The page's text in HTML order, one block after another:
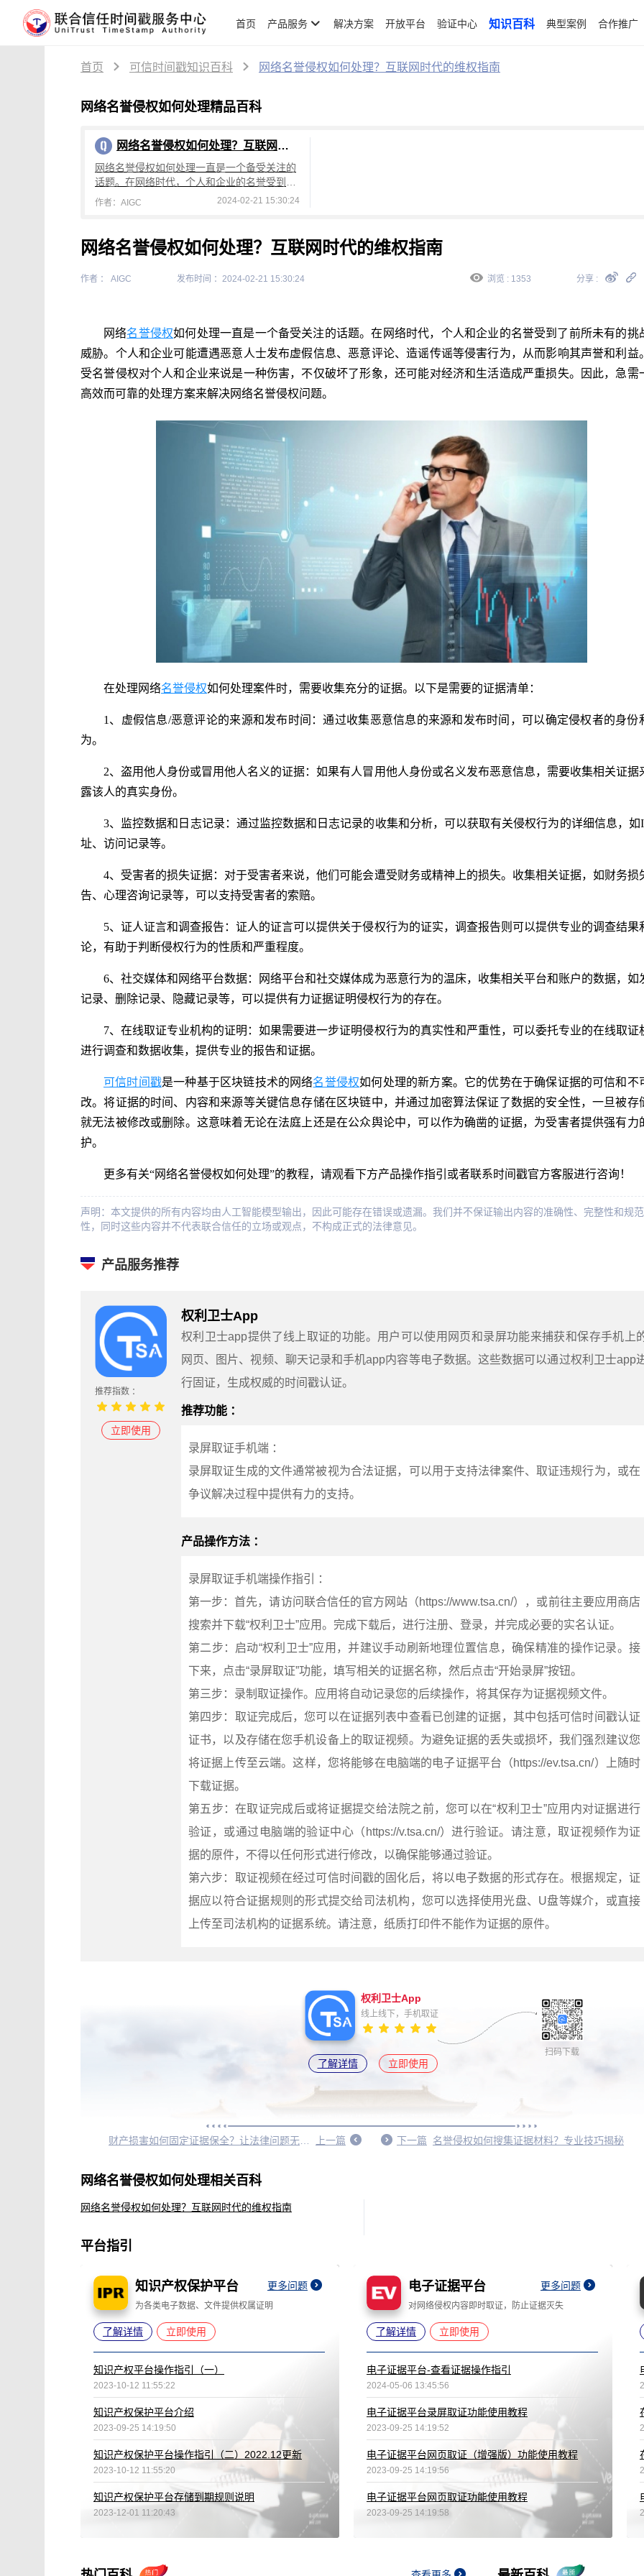
首页 产品服务 解决方案 开放平台 验证中心 知识百科 典型案例 合作推广
首页 可信时间戳知识百科 网络名誉侵权如何处理？互联网时代的维权指南
网络名誉侵权如何处理精品百科
网络名誉侵权如何处理？互联网时代的维权指南
网络名誉侵权如何处理一直是一个备受关注的
话题。在网络时代，个人和企业的名誉受到了
前所未有的挑战和威胁。个人和企业可能遭遇
作者：AIGC 2024-02-21 15:30:24
网络名誉侵权如何处理？互联网时代的维权指南
作者 ： AIGC 发布时间 ：2024-02-21 15:30:24 浏览 : 1353 分享 :
网络名誉侵权如何处理一直是一个备受关注的话题。在网络时代，个人和企业的名誉受到了前所未有的挑
威胁。个人和企业可能遭遇恶意人士发布虚假信息、恶意评论、造谣传谣等侵害行为，从而影响其声誉和利益
受名誉侵权对个人和企业来说是一种伤害，不仅破坏了形象，还可能对经济和生活造成严重损失。因此，急需
高效而可靠的处理方案来解决网络名誉侵权问题。
在处理网络名誉侵权如何处理案件时，需要收集充分的证据。以下是需要的证据清单：
1、虚假信息/恶意评论的来源和发布时间：通过收集恶意信息的来源和发布时间，可以确定侵权者的身份
为。
2、盗用他人身份或冒用他人名义的证据：如果有人冒用他人身份或名义发布恶意信息，需要收集相关证据
露该人的真实身份。
3、监控数据和日志记录：通过监控数据和日志记录的收集和分析，可以获取有关侵权行为的详细信息，如
址、访问记录等。
4、受害者的损失证据：对于受害者来说，他们可能会遭受财务或精神上的损失。收集相关证据，如财务损
告、心理咨询记录等，可以支持受害者的索赔。
5、证人证言和调查报告：证人的证言可以提供关于侵权行为的证实，调查报告则可以提供专业的调查结果
论，有助于判断侵权行为的性质和严重程度。
6、社交媒体和网络平台数据：网络平台和社交媒体成为恶意行为的温床，收集相关平台和账户的数据，如
记录、删除记录、隐藏记录等，可以提供有力证据证明侵权行为的存在。
7、在线取证专业机构的证明：如果需要进一步证明侵权行为的真实性和严重性，可以委托专业的在线取证
进行调查和数据收集，提供专业的报告和证据。
可信时间戳是一种基于区块链技术的网络名誉侵权如何处理的新方案。它的优势在于确保证据的可信和不
改。将证据的时间、内容和来源等关键信息存储在区块链中，并通过加密算法保证了数据的安全性，一旦被存
就无法被修改或删除。这意味着无论在法庭上还是在公众舆论中，可以作为确凿的证据，为受害者提供强有力
护。
更多有关“网络名誉侵权如何处理”的教程，请观看下方产品操作指引或者联系时间戳官方客服进行咨询！
声明：本文提供的所有内容均由人工智能模型输出，因此可能存在错误或遗漏。我们并不保证输出内容的准确性、完整性和规范
性，同时这些内容并不代表联合信任的立场或观点，不构成正式的法律意见。
产品服务推荐
推荐指数 ：
立即使用
权利卫士App
权利卫士app提供了线上取证的功能。用户可以使用网页和录屏功能来捕获和保存手机上
网页、图片、视频、聊天记录和手机app内容等电子数据。这些数据可以通过权利卫士app
行固证，生成权威的时间戳认证。
推荐功能 ：
录屏取证手机端 ：
录屏取证生成的文件通常被视为合法证据，可以用于支持法律案件、取证违规行为，或在
争议解决过程中提供有力的支持。
产品操作方法 ：
录屏取证手机端操作指引 ：
第一步：首先，请访问联合信任的官方网站（https://www.tsa.cn/），或前往主要应用商店
搜索并下载“权利卫士”应用。完成下载后，进行注册、登录，并完成必要的实名认证。
第二步：启动“权利卫士”应用，并建议手动刷新地理位置信息，确保精准的操作记录。接
下来，点击“录屏取证”功能，填写相关的证据名称，然后点击“开始录屏”按钮。
第三步：录制取证操作。应用将自动记录您的后续操作，将其保存为证据视频文件。
第四步：取证完成后，您可以在证据列表中查看已创建的证据，其中包括可信时间戳认证
证书，以及存储在您手机设备上的取证视频。为避免证据的丢失或损坏，我们强烈建议您
将证据上传至云端。这样，您将能够在电脑端的电子证据平台（https://ev.tsa.cn/）上随时
下载证据。
第五步：在取证完成后或将证据提交给法院之前，您可以在“权利卫士”应用内对证据进行
验证，或通过电脑端的验证中心（https://v.tsa.cn/）进行验证。请注意，取证视频作为证
据的原件，不得以任何形式进行修改，以确保能够通过验证。
第六步：取证视频在经过可信时间戳的固化后，将以电子数据的形式存在。根据规定，证
据应以符合证据规则的形式提交给司法机构，您可以选择使用光盘、U盘等媒介，或直接
上传至司法机构的证据系统。请注意，纸质打印件不能作为证据的原件。
权利卫士App
线上线下，手机取证
了解详情 立即使用
扫码下载
上一篇 下一篇 名誉侵权如何搜集证据材料？专业技巧揭秘
网络名誉侵权如何处理相关百科
网络名誉侵权如何处理？互联网时代的维权指南
平台指引
知识产权保护平台 更多问题
为各类电子数据、文件提供权属证明
了解详情 立即使用
知识产权平台操作指引（一）
2023-10-12 11:55:22
知识产权保护平台介绍
2023-09-25 14:19:50
知识产权保护平台操作指引（二）2022.12更新
2023-10-12 11:55:20
知识产权保护平台存储到期规则说明
2023-12-01 11:20:43
电子证据平台 更多问题
对网络侵权内容即时取证，防止证据灭失
了解详情 立即使用
电子证据平台-查看证据操作指引
2024-05-06 13:45:56
电子证据平台录屏取证功能使用教程
2023-09-25 14:19:52
电子证据平台网页取证（增强版）功能使用教程
2023-09-25 14:19:56
电子证据平台网页取证功能使用教程
2023-09-25 14:19:58